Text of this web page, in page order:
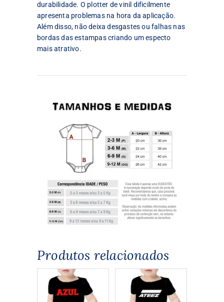
durabilidade. O plotter de vinil dificilmente
apresenta problemas na hora da aplicação.
Além disso, não deixa desgastes ou falhas nas
bordas das estampas criando um especto
mais atrativo.
Produtos relacionados